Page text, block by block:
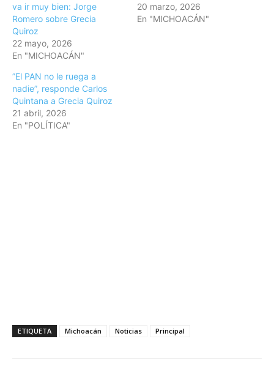
va ir muy bien: Jorge
Romero sobre Grecia
Quiroz
22 mayo, 2026
En "MICHOACÁN"
20 marzo, 2026
En "MICHOACÁN"
”El PAN no le ruega a
nadie”, responde Carlos
Quintana a Grecia Quiroz
21 abril, 2026
En "POLÍTICA"
ETIQUETA Michoacán Noticias Principal